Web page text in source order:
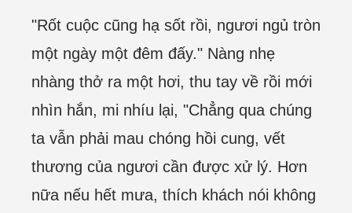
"Rốt cuộc cũng hạ sốt rồi, ngươi ngủ tròn
một ngày một đêm đấy." Nàng nhẹ
nhàng thở ra một hơi, thu tay về rồi mới
nhìn hắn, mi nhíu lại, "Chẳng qua chúng
ta vẫn phải mau chóng hồi cung, vết
thương của ngươi cần được xử lý. Hơn
nữa nếu hết mưa, thích khách nói không